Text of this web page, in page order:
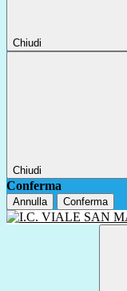
Chiudi
Chiudi
Conferma
Annulla Conferma